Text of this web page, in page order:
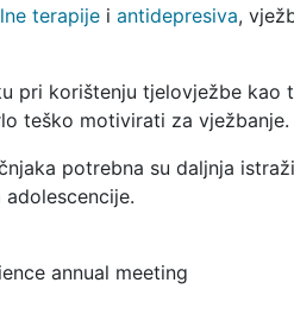
terapijei antidepresiva,
pri korištenju tjelovježbe
teško motivirati za vježbanje.
potrebna su daljnja
annual meeting